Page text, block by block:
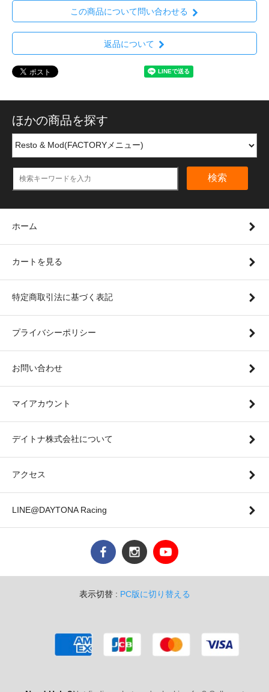
この商品について問い合わせる
返品について
ほかの商品を探す
検索
ホーム
カートを見る
特定商取引法に基づく表記
プライバシーポリシー
お問い合わせ
マイアカウント
デイトナ株式会社について
アクセス
LINE@DAYTONA Racing
表示切替 : PC版に切り替える